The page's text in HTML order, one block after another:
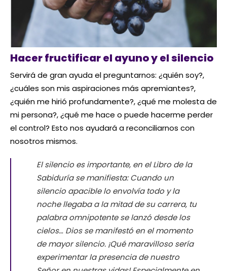
Hacer fructificar el ayuno y el silencio
Servirá de gran ayuda el preguntarnos: ¿quién soy?,
¿cuáles son mis aspiraciones más apremiantes?,
¿quién me hirió profundamente?, ¿qué me molesta de
mi persona?, ¿qué me hace o puede hacerme perder
el control? Esto nos ayudará a reconciliarnos con
nosotros mismos.
El silencio es importante, en el Libro de la
Sabiduría se manifiesta:Cuando un
silencio apacible lo envolvía todo y la
noche llegaba a la mitad de su carrera, tu
palabra omnipotente se lanzó desde los
cielos… Dios se manifestó en el momento
de mayor silencio. ¡Qué maravilloso sería
experimentar la presencia de nuestro